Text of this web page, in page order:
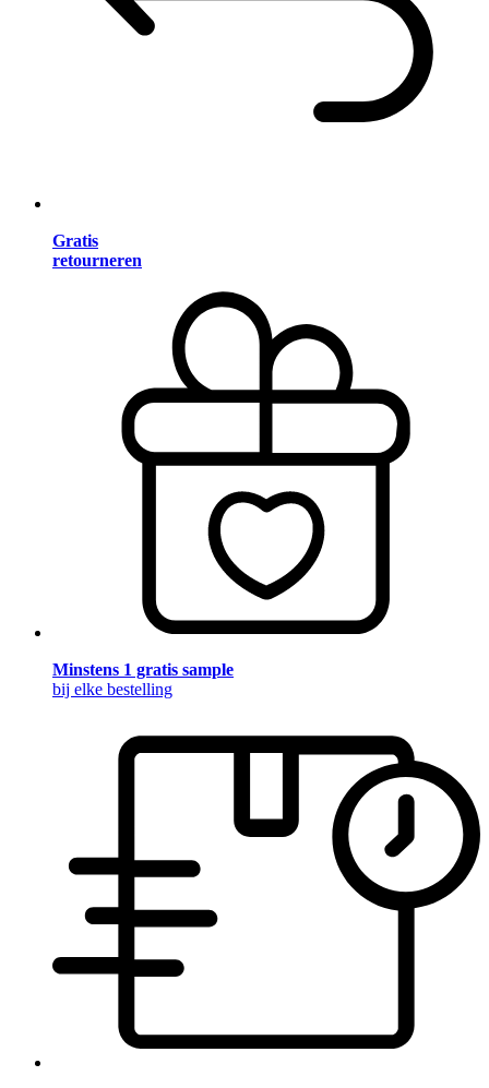
Gratis
retourneren
Minstens 1 gratis sample
bij elke bestelling